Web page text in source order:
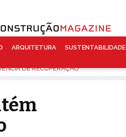
ARQUITETURA
SUSTENTABILIDADE
DE RECUPERAÇÃO